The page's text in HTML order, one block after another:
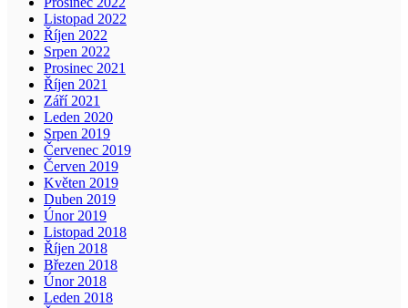
Listopad 2022
Říjen 2022
Srpen 2022
Prosinec 2021
Říjen 2021
Září 2021
Leden 2020
Srpen 2019
Červenec 2019
Červen 2019
Květen 2019
Duben 2019
Únor 2019
Listopad 2018
Říjen 2018
Březen 2018
Únor 2018
Leden 2018